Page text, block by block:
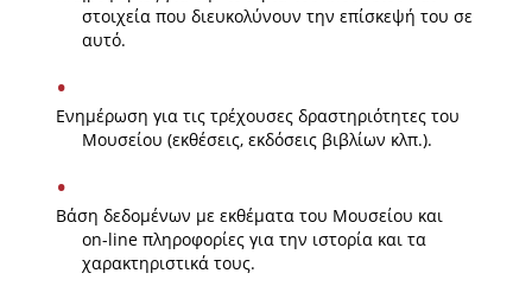
Informational Publications
Events
Press Centre
"Innovation, Research & Technology" magazine
στοιχεία που διευκολύνουν την επίσκεψή του σε
αυτό.
Ενημέρωση για τις τρέχουσες δραστηριότητες του
Μουσείου (εκθέσεις, εκδόσεις βιβλίων κλπ.).
Βάση δεδομένων με εκθέματα του Μουσείου και
on-line πληροφορίες για την ιστορία και τα
χαρακτηριστικά τους.